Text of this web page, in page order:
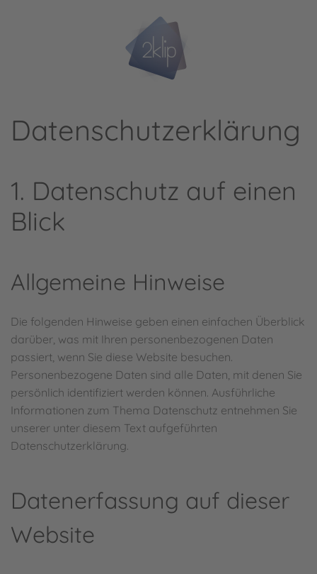
Zum Hauptinhalt springen
Datenschutz­erklärung
1. Datenschutz auf einen
Blick
Allgemeine Hinweise
Die folgenden Hinweise geben einen einfachen Überblick
darüber, was mit Ihren personenbezogenen Daten
passiert, wenn Sie diese Website besuchen.
Personenbezogene Daten sind alle Daten, mit denen Sie
persönlich identifiziert werden können. Ausführliche
Informationen zum Thema Datenschutz entnehmen Sie
unserer unter diesem Text aufgeführten
Datenschutzerklärung.
Datenerfassung auf dieser
Website